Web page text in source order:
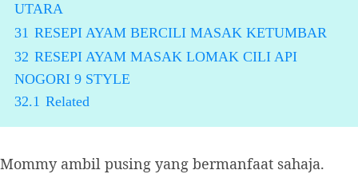
UTARA
31 RESEPI AYAM BERCILI MASAK KETUMBAR
32 RESEPI AYAM MASAK LOMAK CILI API
NOGORI 9 STYLE
32.1 Related
Mommy ambil pusing yang bermanfaat sahaja.